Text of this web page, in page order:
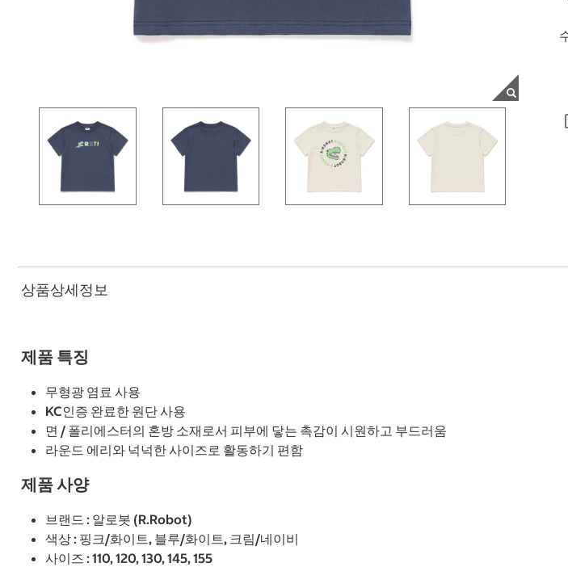
상품상세정보
제품 특징
무형광 염료 사용
KC인증 완료한 원단 사용
면 / 폴리에스터의 혼방 소재로서 피부에 닿는 촉감이 시원하고 부드러움
라운드 에리와 넉넉한 사이즈로 활동하기 편함
제품 사양
브랜드 : 알로봇 (R.Robot)
색상 : 핑크/화이트, 블루/화이트, 크림/네이비
사이즈 : 110, 120, 130, 145, 155